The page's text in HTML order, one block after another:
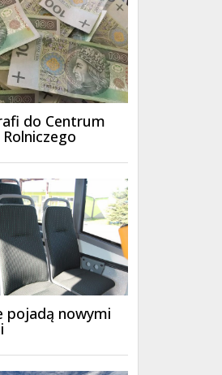
do Centrum
pojadą nowymi